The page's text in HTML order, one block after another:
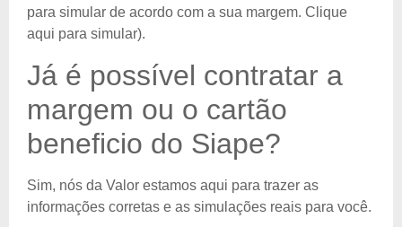
para simular de acordo com a sua margem. Clique
aqui para simular).
Já é possível contratar a
margem ou o cartão
beneficio do Siape?
Sim, nós da Valor estamos aqui para trazer as
informações corretas e as simulações reais para você.